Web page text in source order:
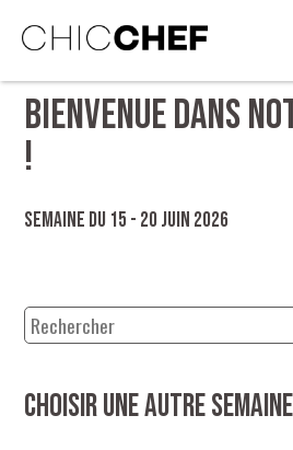
BIENVENUE DANS
!
Semaine du 15 - 20 juin 2026
Choisir une autre semaine